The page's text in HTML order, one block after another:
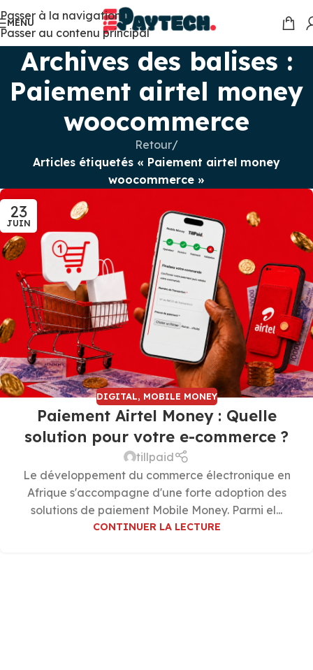
Passer à la navigation
Passer au contenu principal
MENU
Archives des balises :
Paiement airtel money
woocommerce
Retour/
Articles étiquetés « Paiement airtel money
woocommerce »
23
JUIN
DIGITAL, MOBILE MONEY
Paiement Airtel Money : Quelle
solution pour votre e-commerce ?
tillpaid
Le développement du commerce électronique en
Afrique s'accompagne d'une forte adoption des
solutions de paiement Mobile Money. Parmi el...
CONTINUER LA LECTURE